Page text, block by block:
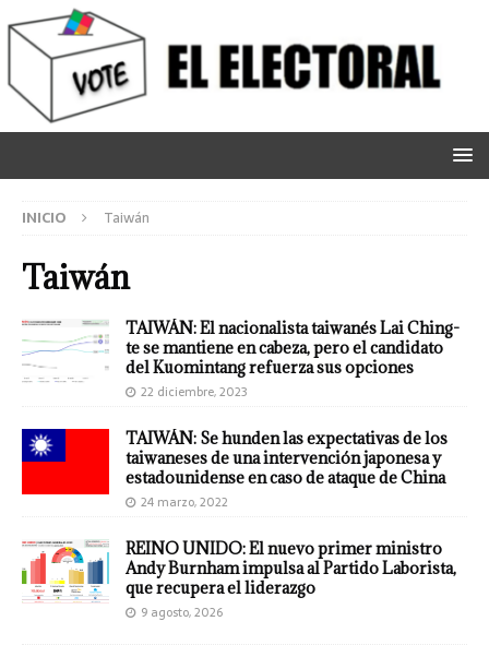
INICIO Taiwán
Taiwán
TAIWÁN: El nacionalista taiwanés Lai Ching-
te se mantiene en cabeza, pero el candidato
del Kuomintang refuerza sus opciones
22 diciembre, 2023
TAIWÁN: Se hunden las expectativas de los
taiwaneses de una intervención japonesa y
estadounidense en caso de ataque de China
24 marzo, 2022
REINO UNIDO: El nuevo primer ministro
Andy Burnham impulsa al Partido Laborista,
que recupera el liderazgo
9 agosto, 2026